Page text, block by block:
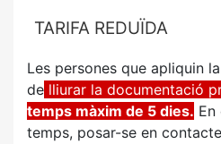
TARIFA REDUÏDA
Les persones que apliquin
de lliurar la documentació
temps màxim de 5 dies. En
temps, posar-se en